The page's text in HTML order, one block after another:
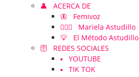
👤 ACERCA DE
🦋 Femivoz
👱🏻‍♀️ Mariela Astudillo
💡 El Método Astudillo
🛜 REDES SOCIALES
▪️ YOUTUBE
▪️ TIK TOK